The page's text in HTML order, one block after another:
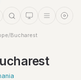
Bucharest